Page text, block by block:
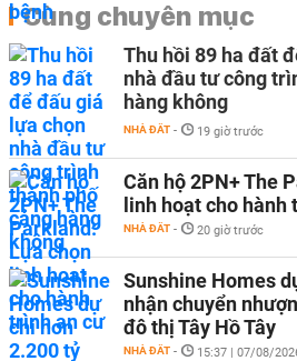
Cùng chuyên mục
Thu hồi 89 ha đất
nhà đầu tư công
hàng không
NHÀ ĐẤT - 19 giờ trước
Căn hộ 2PN+ The
linh hoạt cho hành
NHÀ ĐẤT - 20 giờ trước
Sunshine Homes
nhận chuyển
đô thị Tây Hồ Tây
NHÀ ĐẤT - 15:37 | 07/08/